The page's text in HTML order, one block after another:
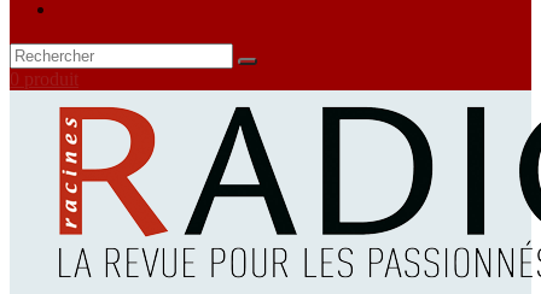
0 produit